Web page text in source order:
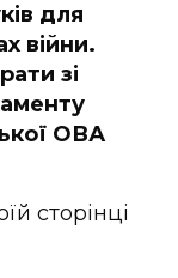
для
війни.
зі
ОВА
сторінці